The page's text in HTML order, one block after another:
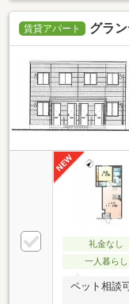
賃貸アパート グラ
礼金なし
一人暮らし
ペット相談